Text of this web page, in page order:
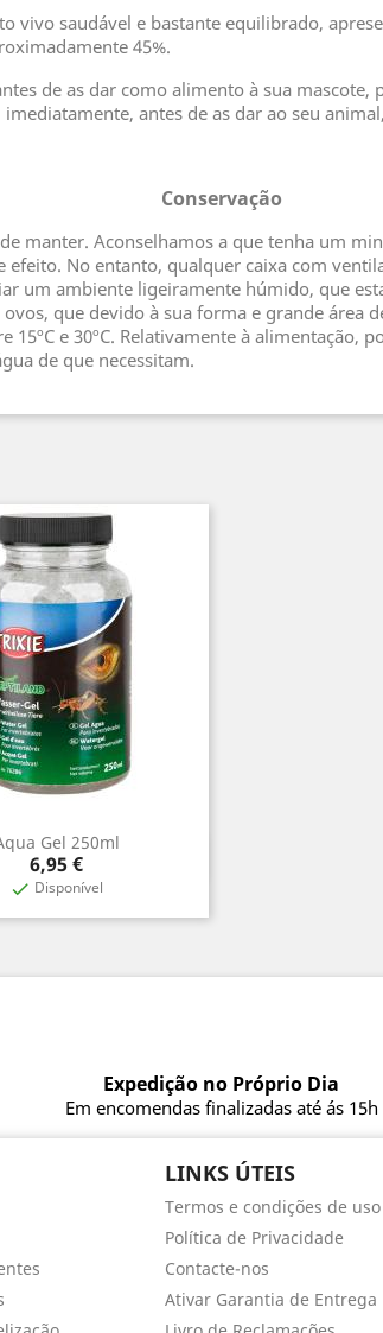
vivo saudável e bastante equilibrado,
45%.
de as dar como alimento à sua
imediatamente, antes de as dar ao seu
Conservação
manter. Aconselhamos a que tenha um
efeito. No entanto, qualquer caixa com
um ambiente ligeiramente húmido, que
que devido à sua forma e grande área
e 30ºC. Relativamente à alimentação,
de que necessitam.
Gel 250ml
Preço
6,95 €
 Disponível
 Vista rápida
Expedição no Próprio Dia
Em encomendas finalizadas até ás 15h
LINKS ÚTEIS
Termos e condições de uso
Política de Privacidade
Contacte-nos
Ativar Garantia de Entrega